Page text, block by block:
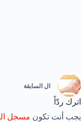
ال السابقة
اترك ردّاً
يجب أنت تكون مسجل